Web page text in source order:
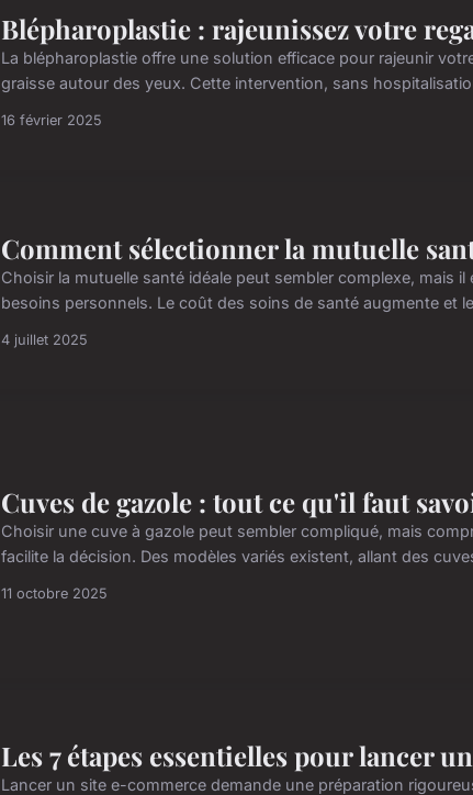
Blépharoplastie : rajeunissez votre
La blépharoplastie offre une solution efficace pour rajeunir
graisse autour des yeux. Cette intervention, sans
16 février 2025
Comment sélectionner la mutuelle
Choisir la mutuelle santé idéale peut sembler complexe, mais
besoins personnels. Le coût des soins de santé augmente et
4 juillet 2025
Cuves de gazole : tout ce qu'il faut
Choisir une cuve à gazole peut sembler compliqué, mais
facilite la décision. Des modèles variés existent, allant des
11 octobre 2025
Les 7 étapes essentielles pour lancer
Lancer un site e-commerce demande une préparation